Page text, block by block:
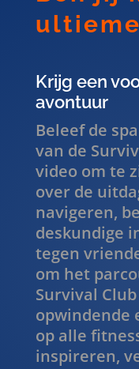
Krijg een
Beleef de
van de
video om te
over de
navigeren,
deskundige
tegen
om het
Survival
opwindende
op alle
inspireren,
met ons mee
avontuur!